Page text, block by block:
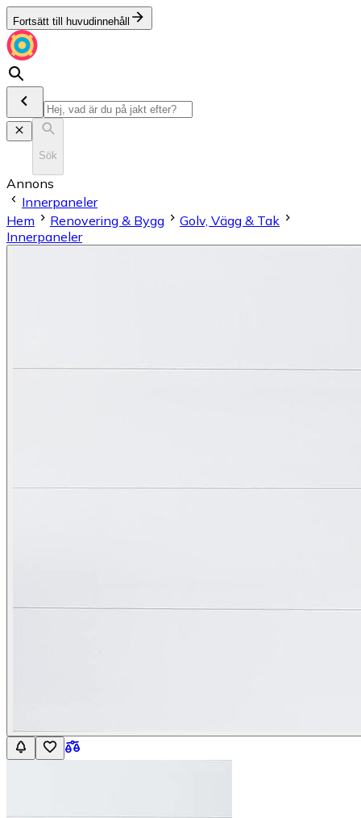
Fortsätt till huvudinnehåll
Sök
Annons
Innerpaneler
Hem
Renovering & Bygg
Golv, Vägg & Tak
Innerpaneler